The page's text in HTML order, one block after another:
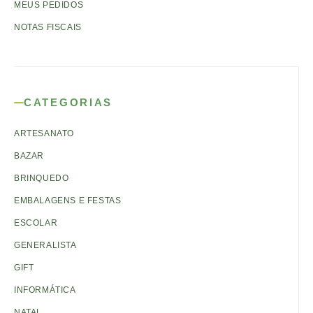
MEUS PEDIDOS
NOTAS FISCAIS
CATEGORIAS
ARTESANATO
BAZAR
BRINQUEDO
EMBALAGENS E FESTAS
ESCOLAR
GENERALISTA
GIFT
INFORMÁTICA